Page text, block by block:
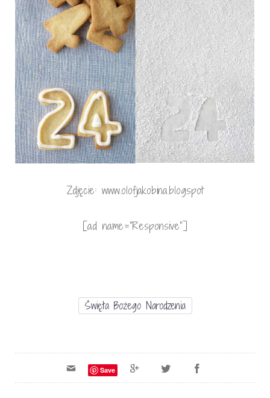
Zdjęcie: www.olofjakobina.blogspot
[ad name=”Responsive”]
Święta Bożego Narodzenia
Save